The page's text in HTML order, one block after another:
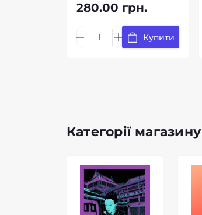
280.00 грн.
Купити
Категорії магазину